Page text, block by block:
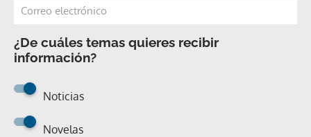
¿De cuáles temas quieres recibir
información?
Noticias
Novelas